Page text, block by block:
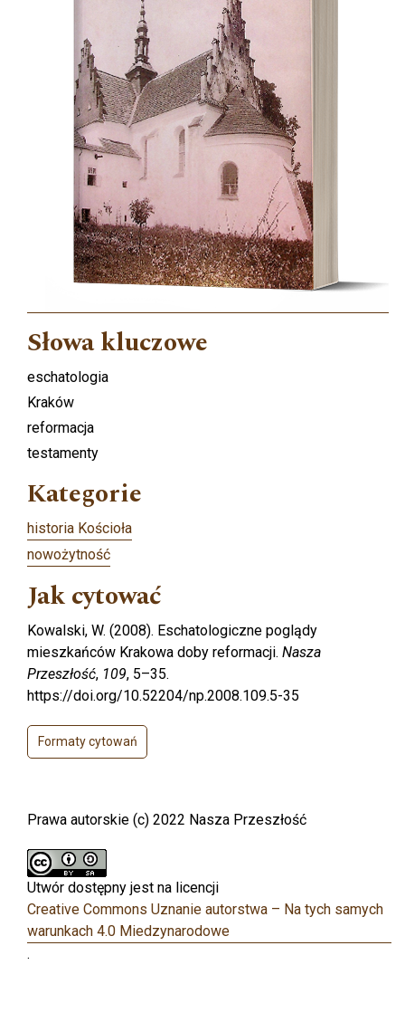
Słowa kluczowe
eschatologia
Kraków
reformacja
testamenty
Kategorie
historia Kościoła
nowożytność
Jak cytować
Kowalski, W. (2008). Eschatologiczne poglądy
mieszkańców Krakowa doby reformacji. Nasza
Przeszłość, 109, 5–35.
https://doi.org/10.52204/np.2008.109.5-35
Formaty cytowań
Prawa autorskie (c) 2022 Nasza Przeszłość
Utwór dostępny jest na licencji
Creative Commons Uznanie autorstwa – Na tych samych
warunkach 4.0 Miedzynarodowe
.